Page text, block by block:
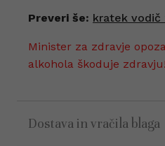
Preveri še: kratek vodič
Minister za zdravje
alkohola škoduje zdravju!
Dostava in vračila blaga